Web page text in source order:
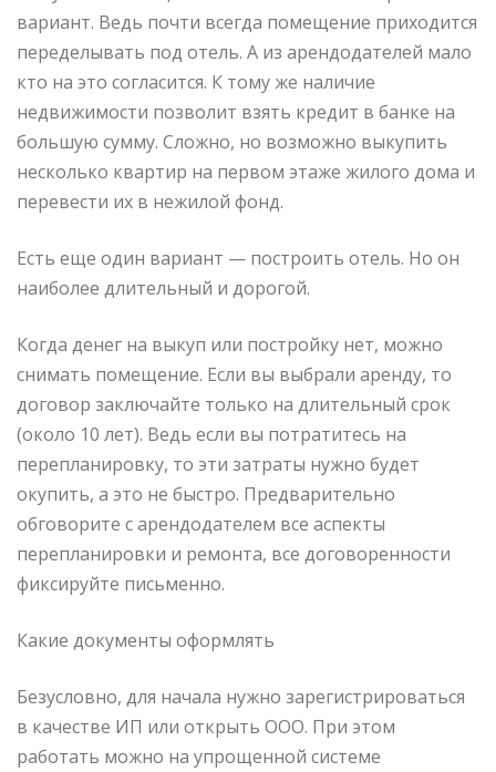
вариант. Ведь почти всегда помещение приходится
переделывать под отель. А из арендодателей мало
кто на это согласится. К тому же наличие
недвижимости позволит взять кредит в банке на
большую сумму. Сложно, но возможно выкупить
несколько квартир на первом этаже жилого дома и
перевести их в нежилой фонд.
Есть еще один вариант — построить отель. Но он
наиболее длительный и дорогой.
Когда денег на выкуп или постройку нет, можно
снимать помещение. Если вы выбрали аренду, то
договор заключайте только на длительный срок
(около 10 лет). Ведь если вы потратитесь на
перепланировку, то эти затраты нужно будет
окупить, а это не быстро. Предварительно
обговорите с арендодателем все аспекты
перепланировки и ремонта, все договоренности
фиксируйте письменно.
Какие документы оформлять
Безусловно, для начала нужно зарегистрироваться
в качестве ИП или открыть ООО. При этом
работать можно на упрощенной системе